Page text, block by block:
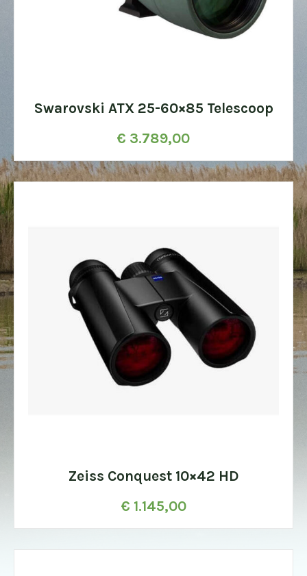
Swarovski ATX 25-60×85 Telescoop
€ 3.789,00
Zeiss Conquest 10×42 HD
€ 1.145,00